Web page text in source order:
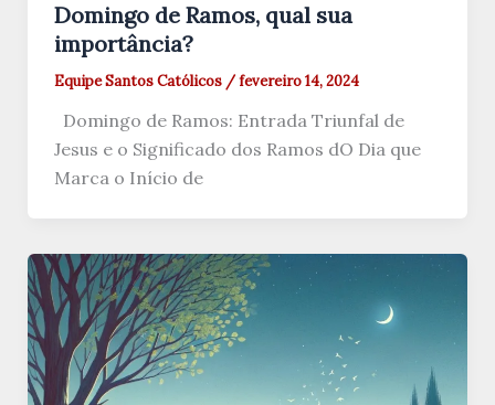
Domingo de Ramos, qual sua
importância?
Equipe Santos Católicos /fevereiro 14, 2024
Domingo de Ramos: Entrada Triunfal de
Jesus e o Significado dos Ramos dO Dia que
Marca o Início de